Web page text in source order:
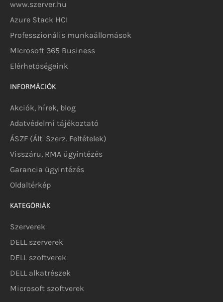
www.szerver.hu
Azure Stack HCI
Professzionális munkaállomások
MIcrosoft 365 Business
Elérhetőségeink
INFORMÁCIÓK
Akciók, hírek, blog
Adatvédelmi tájékoztató
ÁSZF (Ált. Szerz. Feltételek)
Visszáru, RMA ügyintézés
Garancia ügyintézés
Oldaltérkép
KATEGÓRIÁK
Szerverek
DELL szerverek
DELL szoftverek
DELL alkatrészek
Microsoft szoftverek